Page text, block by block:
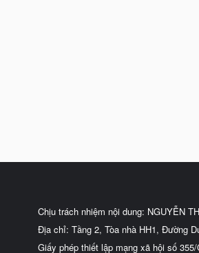
Chịu trách nhiệm nội dung: NGUYỄN
Địa chỉ: Tầng 2, Tòa nhà HH1, Đường
Giấy phép thiết lập mạng xã hội số